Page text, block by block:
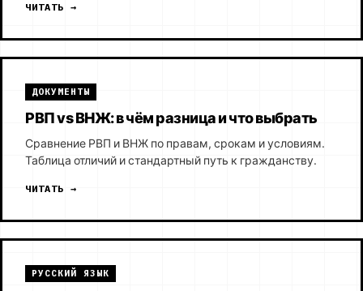
ЧИТАТЬ →
ДОКУМЕНТЫ
РВП vs ВНЖ: в чём разница и что выбрать
Сравнение РВП и ВНЖ по правам, срокам и условиям.
Таблица отличий и стандартный путь к гражданству.
ЧИТАТЬ →
РУССКИЙ ЯЗЫК